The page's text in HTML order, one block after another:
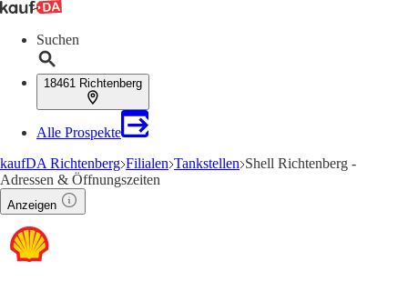
Suchen
18461 Richtenberg
Alle Prospekte
kaufDA Richtenberg Filialen Tankstellen Shell Richtenberg -
Adressen & Öffnungszeiten
Anzeigen